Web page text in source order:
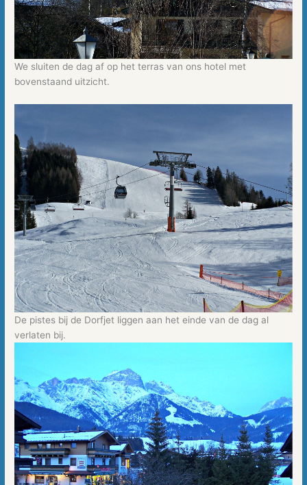
We sluiten de dag af op het terras van ons hotel met
bovenstaand uitzicht.
De pistes bij de Dorfjet liggen aan het einde van de dag al
verlaten bij.